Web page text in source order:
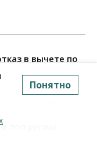
в вычете по
топ регионов по
Понятно